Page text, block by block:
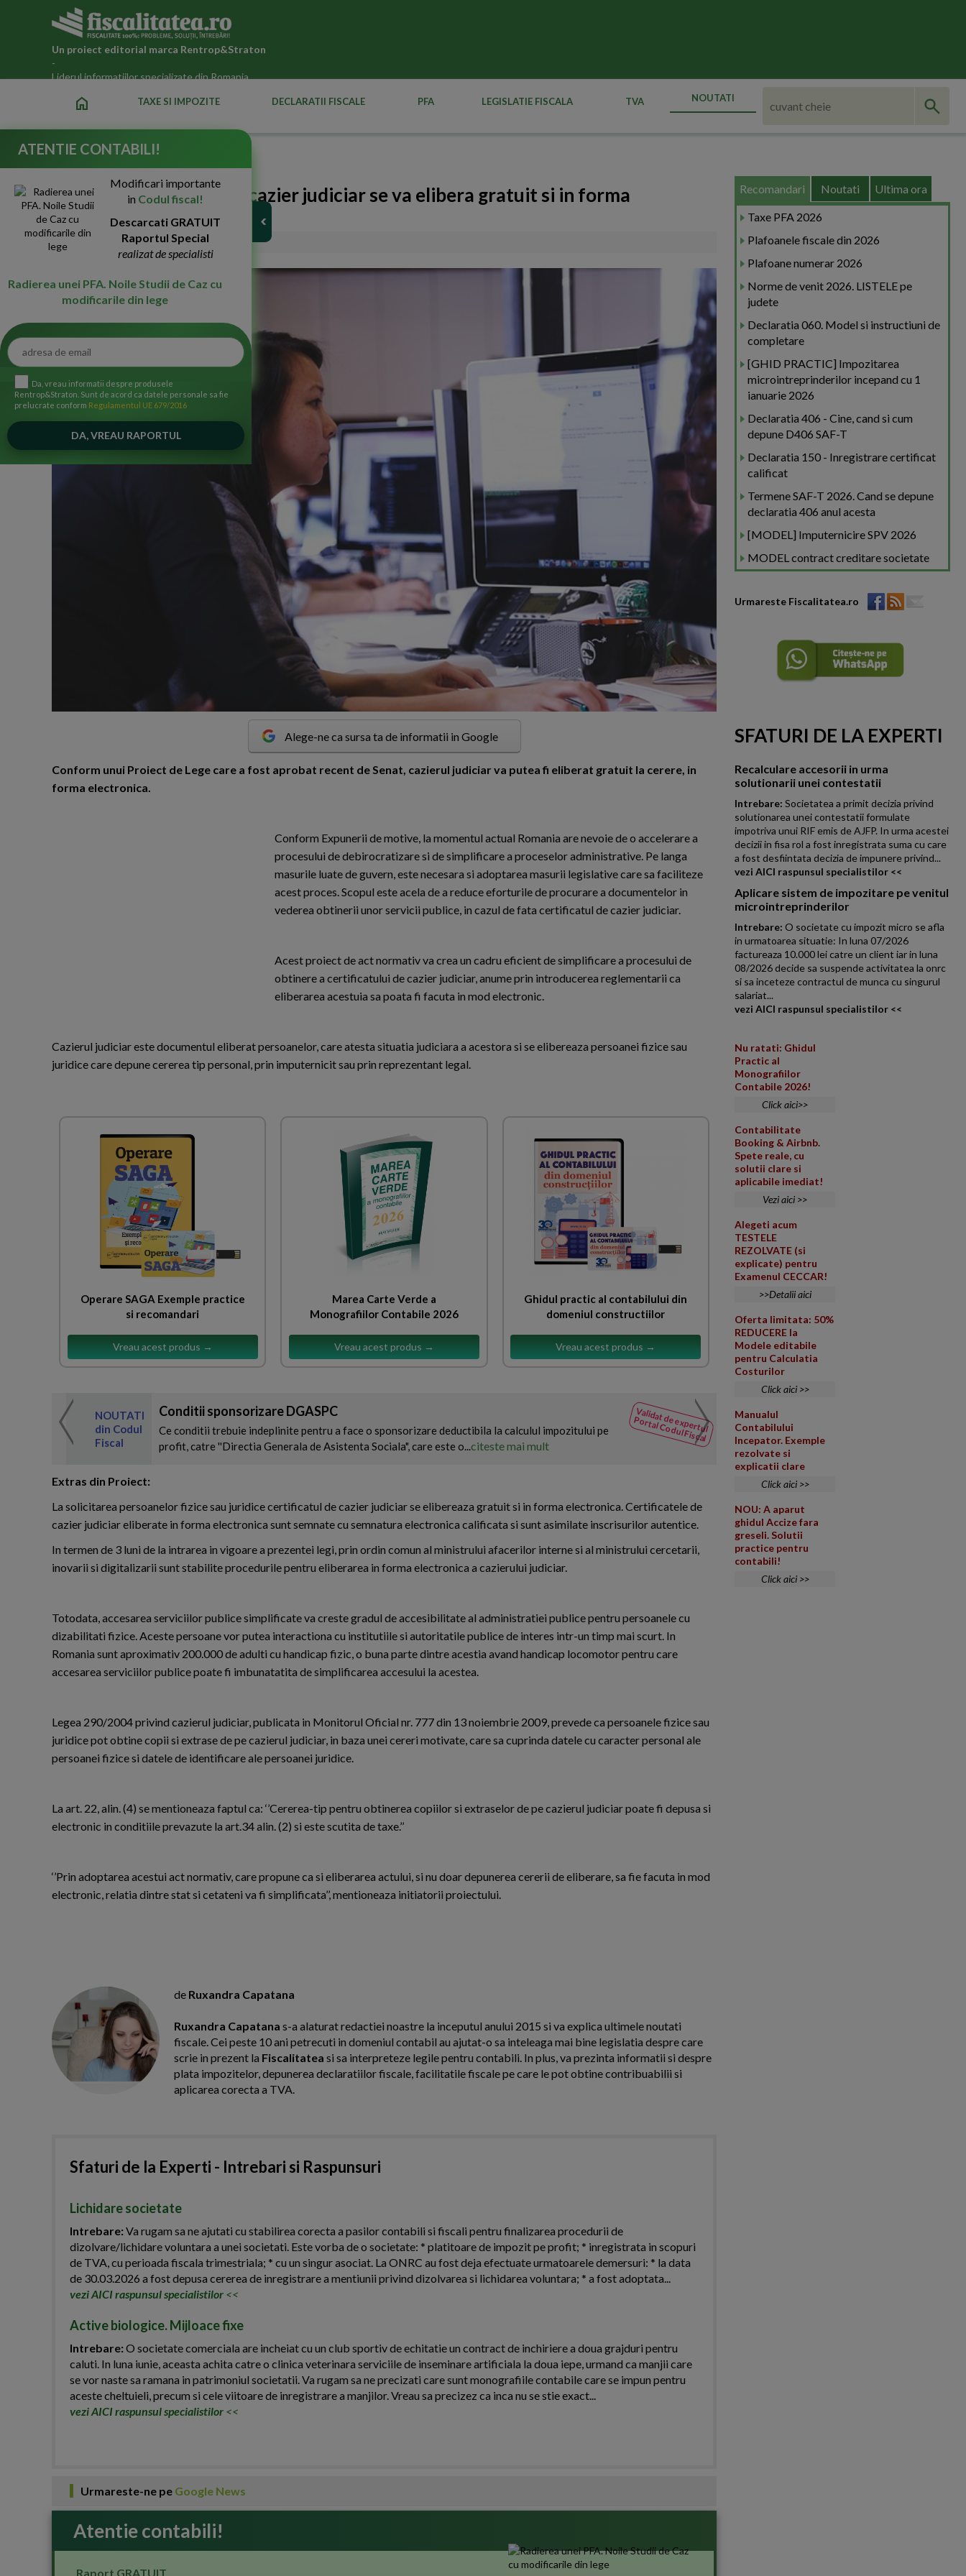
Un proiect editorial marca Rentrop&Straton
-
Liderul informatiilor specializate din Romania
home TAXE SI IMPOZITE DECLARATII FISCALE PFA LEGISLATIE FISCALA TVA NOUTATI
Proiect: Certificatul de cazier judiciar se va elibera gratuit si in forma
electronica
14-Nov-2022 1804
Alege-ne ca sursa ta de informatii in Google
Conform unui Proiect de Lege care a fost aprobat recent de Senat, cazierul judiciar va putea fi eliberat gratuit la cerere, in
forma electronica.
Conform Expunerii de motive, la momentul actual Romania are nevoie de o accelerare a
procesului de debirocratizare si de simplificare a proceselor administrative. Pe langa
masurile luate de guvern, este necesara si adoptarea masurii legislative care sa faciliteze
acest proces. Scopul este acela de a reduce eforturile de procurare a documentelor in
vederea obtinerii unor servicii publice, in cazul de fata certificatul de cazier judiciar.
Acest proiect de act normativ va crea un cadru eficient de simplificare a procesului de
obtinere a certificatului de cazier judiciar, anume prin introducerea reglementarii ca
eliberarea acestuia sa poata fi facuta in mod electronic.
Cazierul judiciar este documentul eliberat persoanelor, care atesta situatia judiciara a acestora si se elibereaza persoanei fizice sau
juridice care depune cererea tip personal, prin imputernicit sau prin reprezentant legal.
Operare SAGA Exemple practice
si recomandari
Vreau acest produs →
Marea Carte Verde a
Monografiilor Contabile 2026
Vreau acest produs →
Ghidul practic al contabilului din
domeniul constructiilor
Vreau acest produs →
NOUTATI
din Codul
Fiscal
Validat de expertul
Portal Codul Fiscal
Conditii sponsorizare DGASPC
Ce conditii trebuie indeplinite pentru a face o sponsorizare deductibila la calculul impozitului pe
profit, catre ''Directia Generala de Asistenta Sociala", care este o...citeste mai mult
NOUTATI
din Codul
Fiscal
Extras din Proiect:
La solicitarea persoanelor fizice sau juridice certificatul de cazier judiciar se elibereaza gratuit si in forma electronica. Certificatele de
cazier judiciar eliberate in forma electronica sunt semnate cu semnatura electronica calificata si sunt asimilate inscrisurilor autentice.
In termen de 3 luni de la intrarea in vigoare a prezentei legi, prin ordin comun al ministrului afacerilor interne si al ministrului cercetarii,
inovarii si digitalizarii sunt stabilite procedurile pentru eliberarea in forma electronica a cazierului judiciar.
Totodata, accesarea serviciilor publice simplificate va creste gradul de accesibilitate al administratiei publice pentru persoanele cu
dizabilitati fizice. Aceste persoane vor putea interactiona cu institutiile si autoritatile publice de interes intr-un timp mai scurt. In
Romania sunt aproximativ 200.000 de adulti cu handicap fizic, o buna parte dintre acestia avand handicap locomotor pentru care
accesarea serviciilor publice poate fi imbunatatita de simplificarea accesului la acestea.
Legea 290/2004 privind cazierul judiciar, publicata in Monitorul Oficial nr. 777 din 13 noiembrie 2009, prevede ca persoanele fizice sau
juridice pot obtine copii si extrase de pe cazierul judiciar, in baza unei cereri motivate, care sa cuprinda datele cu caracter personal ale
persoanei fizice si datele de identificare ale persoanei juridice.
La art. 22, alin. (4) se mentioneaza faptul ca: ‘’Cererea-tip pentru obtinerea copiilor si extraselor de pe cazierul judiciar poate fi depusa si
electronic in conditiile prevazute la art.34 alin. (2) si este scutita de taxe.’’
‘’Prin adoptarea acestui act normativ, care propune ca si eliberarea actului, si nu doar depunerea cererii de eliberare, sa fie facuta in mod
electronic, relatia dintre stat si cetateni va fi simplificata’’, mentioneaza initiatorii proiectului.
de Ruxandra Capatana
Ruxandra Capatana s-a alaturat redactiei noastre la inceputul anului 2015 si va explica ultimele noutati
fiscale. Cei peste 10 ani petrecuti in domeniul contabil au ajutat-o sa inteleaga mai bine legislatia despre care
scrie in prezent la Fiscalitatea si sa interpreteze legile pentru contabili. In plus, va prezinta informatii si despre
plata impozitelor, depunerea declaratiilor fiscale, facilitatile fiscale pe care le pot obtine contribuabilii si
aplicarea corecta a TVA.
Sfaturi de la Experti - Intrebari si Raspunsuri
Lichidare societate
Intrebare:Va rugam sa ne ajutati cu stabilirea corecta a pasilor contabili si fiscali pentru finalizarea procedurii de
dizolvare/lichidare voluntara a unei societati. Este vorba de o societate: * platitoare de impozit pe profit; * inregistrata in scopuri
de TVA, cu perioada fiscala trimestriala; * cu un singur asociat. La ONRC au fost deja efectuate urmatoarele demersuri: * la data
de 30.03.2026 a fost depusa cererea de inregistrare a mentiunii privind dizolvarea si lichidarea voluntara; * a fost adoptata...
vezi AICI raspunsul specialistilor <<
Active biologice. Mijloace fixe
Intrebare:O societate comerciala are incheiat cu un club sportiv de echitatie un contract de inchiriere a doua grajduri pentru
caluti. In luna iunie, aceasta achita catre o clinica veterinara serviciile de inseminare artificiala la doua iepe, urmand ca manjii care
se vor naste sa ramana in patrimoniul societatii. Va rugam sa ne precizati care sunt monografiile contabile care se impun pentru
aceste cheltuieli, precum si cele viitoare de inregistrare a manjilor. Vreau sa precizez ca inca nu se stie exact...
vezi AICI raspunsul specialistilor <<
Urmareste-ne pe Google News
Atentie contabili!
Raport GRATUIT
Recomandari Noutati Ultima ora
Taxe PFA 2026
Plafoanele fiscale din 2026
Plafoane numerar 2026
Norme de venit 2026. LISTELE pe
judete
Declaratia 060. Model si instructiuni de
completare
[GHID PRACTIC] Impozitarea
microintreprinderilor incepand cu 1
ianuarie 2026
Declaratia 406 - Cine, cand si cum
depune D406 SAF-T
Declaratia 150 - Inregistrare certificat
calificat
Termene SAF-T 2026. Cand se depune
declaratia 406 anul acesta
[MODEL] Imputernicire SPV 2026
MODEL contract creditare societate
Urmareste Fiscalitatea.ro
SFATURI DE LA EXPERTI
Recalculare accesorii in urma
solutionarii unei contestatii
Intrebare: Societatea a primit decizia privind
solutionarea unei contestatii formulate
impotriva unui RIF emis de AJFP. In urma acestei
decizii in fisa rol a fost inregistrata suma cu care
a fost desfiintata decizia de impunere privind...
vezi AICI raspunsul specialistilor <<
Aplicare sistem de impozitare pe venitul
microintreprinderilor
Intrebare: O societate cu impozit micro se afla
in urmatoarea situatie: In luna 07/2026
factureaza 10.000 lei catre un client iar in luna
08/2026 decide sa suspende activitatea la onrc
si sa inceteze contractul de munca cu singurul
salariat...
vezi AICI raspunsul specialistilor <<
Nu ratati: Ghidul
Practic al
Monografiilor
Contabile 2026!
Click aici>>
Contabilitate
Booking & Airbnb.
Spete reale, cu
solutii clare si
aplicabile imediat!
Vezi aici >>
Alegeti acum
TESTELE
REZOLVATE (si
explicate) pentru
Examenul CECCAR!
>>Detalii aici
Oferta limitata: 50%
REDUCERE la
Modele editabile
pentru Calculatia
Costurilor
Click aici >>
Manualul
Contabilului
Incepator. Exemple
rezolvate si
explicatii clare
Click aici >>
NOU: A aparut
ghidul Accize fara
greseli. Solutii
practice pentru
contabili!
Click aici >>
ATENTIE CONTABILI!
Modificari importante
in Codul fiscal!
Descarcati GRATUIT
Raportul Special
realizat de specialisti
Radierea unei PFA. Noile Studii de Caz cu
modificarile din lege
Da, vreau informatii despre produsele
Rentrop&Straton. Sunt de acord ca datele personale sa fie
prelucrate conform Regulamentul UE 679/2016